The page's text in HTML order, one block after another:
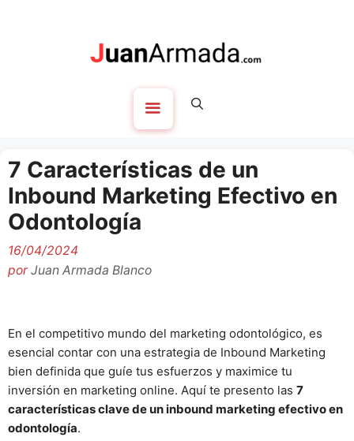
7 Características de un
Inbound Marketing Efectivo en
Odontología
16/04/2024
porJuan Armada Blanco
En el competitivo mundo del marketing odontológico, es
esencial contar con una estrategia de Inbound Marketing
bien definida que guíe tus esfuerzos y maximice tu
inversión en marketing online. Aquí te presento las 7
características clave de un inbound marketing efectivo en
odontología.